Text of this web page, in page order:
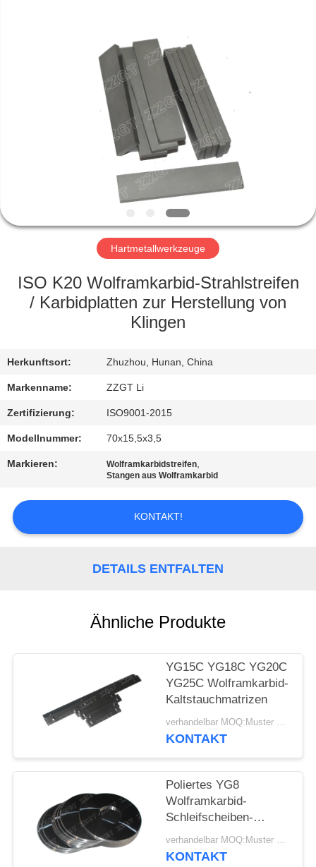
PRODUKTE
FABRIK-
QUALITÄTSKONTROLLE
SIE
MIT
UNS
IN
VERBINDUNG
NACHRICHTEN
DATENSCHUTZRICHTLINIE
Hartmetallwerkzeuge
ISO K20 Wolframkarbid-Strahlstreifen
/ Karbidplatten zur Herstellung von
Klingen
Herkunftsort: Zhuzhou, Hunan, China
Markenname: ZZGT Li
Zertifizierung: ISO9001-2015
Modellnummer: 70x15,5x3,5
Markieren: Wolframkarbidstreifen,
Stangen aus Wolframkarbid
KONTAKT!
DETAILS ENTFALTEN
Ähnliche Produkte
YG15C YG18C YG20C
YG25C Wolframkarbid-
Kaltstauchmatrizen
verhandelbar MOQ:Muster werden angenommen
KONTAKT
Poliertes YG8
Wolframkarbid-
Schleifscheiben-
Fräswerkzeug
verhandelbar MOQ:Muster werden angenommen
KONTAKT